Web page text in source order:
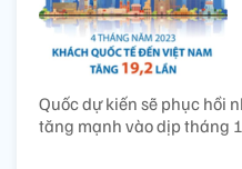
Quốc dự kiến sẽ phục hồi
tăng mạnh vào dịp tháng